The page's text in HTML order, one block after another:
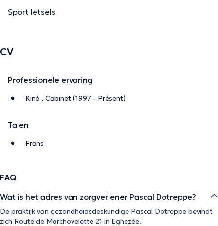
Sport letsels
CV
Professionele ervaring
Kiné , Cabinet (1997 - Présent)
Talen
Frans
FAQ
Wat is het adres van zorgverlener Pascal Dotreppe?
De praktijk van gezondheidsdeskundige Pascal Dotreppe bevindt
zich Route de Marchovelette 21 in Eghezée.